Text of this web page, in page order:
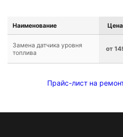
Наименование
Замена датчика уровня
топлива
от
Прайс-лист на